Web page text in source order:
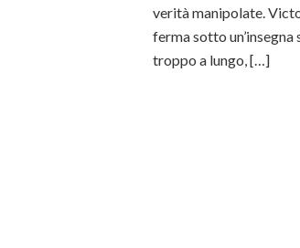
verità manipolate.
ferma sotto
troppo a lungo, […]